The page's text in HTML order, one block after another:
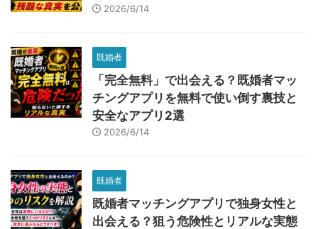
2026/6/14
既婚者
「完全無料」で出会える？既婚者マッ
チングアプリを無料で使い倒す裏技と
安全なアプリ2選
2026/6/14
既婚者
既婚者マッチングアプリで独身女性と
出会える？狙う危険性とリアルな実態